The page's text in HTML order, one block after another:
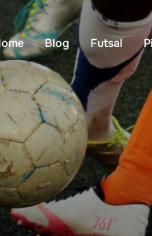
Blog Futsal